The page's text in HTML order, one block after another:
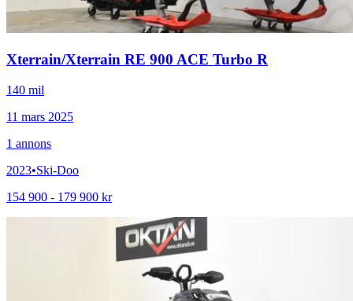
Xterrain/Xterrain RE 900 ACE Turbo R
140 mil
11 mars 2025
1 annons
2023•Ski-Doo
154 900 - 179 900 kr